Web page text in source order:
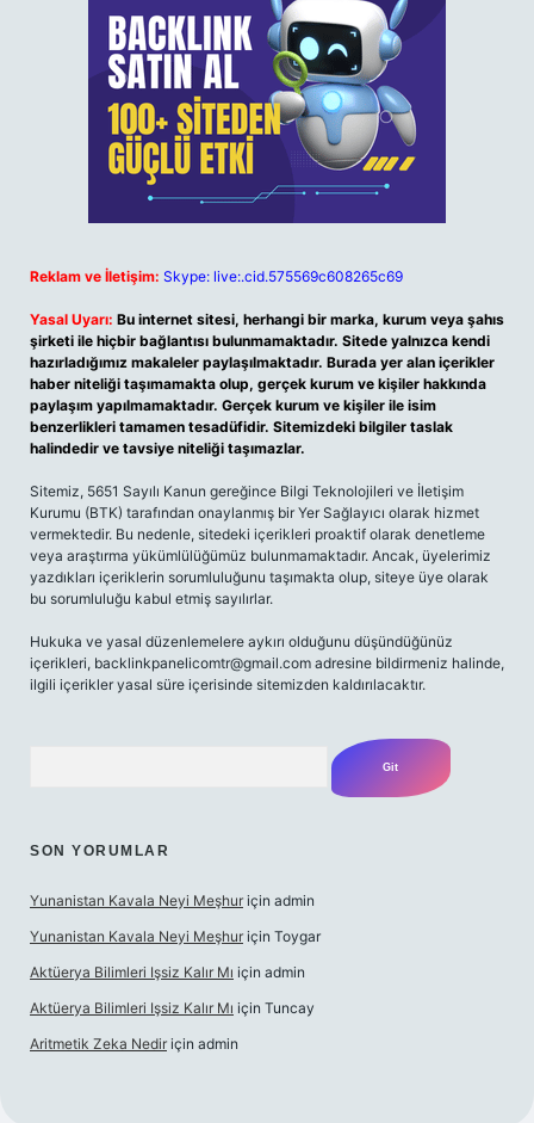
Reklam ve İletişim: Skype: live:.cid.575569c608265c69
Yasal Uyarı: Bu internet sitesi, herhangi bir marka, kurum veya şahıs
şirketi ile hiçbir bağlantısı bulunmamaktadır. Sitede yalnızca kendi
hazırladığımız makaleler paylaşılmaktadır. Burada yer alan içerikler
haber niteliği taşımamakta olup, gerçek kurum ve kişiler hakkında
paylaşım yapılmamaktadır. Gerçek kurum ve kişiler ile isim
benzerlikleri tamamen tesadüfidir. Sitemizdeki bilgiler taslak
halindedir ve tavsiye niteliği taşımazlar.
Sitemiz, 5651 Sayılı Kanun gereğince Bilgi Teknolojileri ve İletişim
Kurumu (BTK) tarafından onaylanmış bir Yer Sağlayıcı olarak hizmet
vermektedir. Bu nedenle, sitedeki içerikleri proaktif olarak denetleme
veya araştırma yükümlülüğümüz bulunmamaktadır. Ancak, üyelerimiz
yazdıkları içeriklerin sorumluluğunu taşımakta olup, siteye üye olarak
bu sorumluluğu kabul etmiş sayılırlar.
Hukuka ve yasal düzenlemelere aykırı olduğunu düşündüğünüz
içerikleri, backlinkpanelicomtr@gmail.com adresine bildirmeniz halinde,
ilgili içerikler yasal süre içerisinde sitemizden kaldırılacaktır.
SON YORUMLAR
Yunanistan Kavala Neyi Meşhur için admin
Yunanistan Kavala Neyi Meşhur için Toygar
Aktüerya Bilimleri Işsiz Kalır Mı için admin
Aktüerya Bilimleri Işsiz Kalır Mı için Tuncay
Aritmetik Zeka Nedir için admin